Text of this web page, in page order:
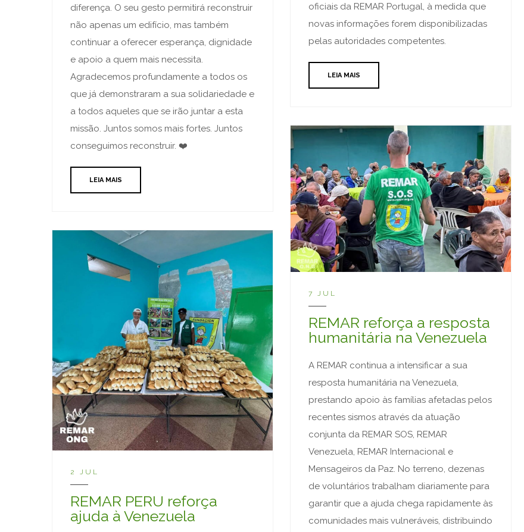
diferença. O seu gesto permitirá reconstruir
não apenas um edifício, mas também
continuar a oferecer esperança, dignidade
e apoio a quem mais necessita.
Agradecemos profundamente a todos os
que já demonstraram a sua solidariedade e
a todos aqueles que se irão juntar a esta
missão. Juntos somos mais fortes. Juntos
conseguimos reconstruir. ❤️
LEIA MAIS
oficiais da REMAR Portugal, à medida que
novas informações forem disponibilizadas
pelas autoridades competentes.
LEIA MAIS
7 JUL
REMAR reforça a resposta
humanitária na Venezuela
A REMAR continua a intensificar a sua
resposta humanitária na Venezuela,
prestando apoio às famílias afetadas pelos
recentes sismos através da atuação
conjunta da REMAR SOS, REMAR
Venezuela, REMAR Internacional e
Mensageiros da Paz. No terreno, dezenas
de voluntários trabalham diariamente para
garantir que a ajuda chega rapidamente às
comunidades mais vulneráveis, distribuindo
2 JUL
REMAR PERU reforça
ajuda à Venezuela